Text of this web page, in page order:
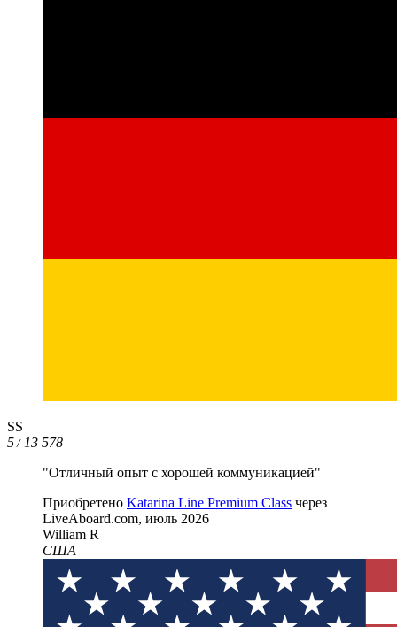
SS
5/13 578
"Отличный опыт с хорошей коммуникацией"
Приобретено Katarina Line Premium Class через
LiveAboard.com, июль 2026
William R
США